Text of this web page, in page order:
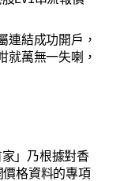
連結成功開戶，
就萬無一失喇，
」乃根據對香
格資料的專項